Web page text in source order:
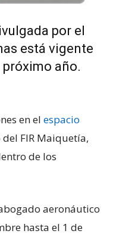
por el
está vigente
año.
en el espacio
FIR Maiquetía,
de los
aeronáutico
hasta el 1 de